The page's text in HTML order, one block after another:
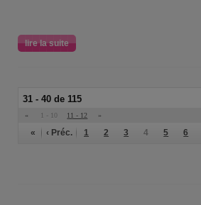
lire la suite
31 - 40 de 115
« 1 - 10 11 - 12 »
« ‹ Préc. 1 2 3 4 5 6